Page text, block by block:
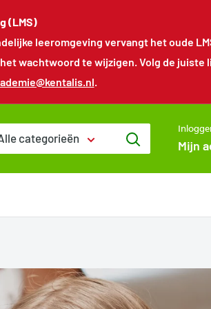
(LMS)
leeromgeving vervangt het oude
wachtwoord te wijzigen. Volg de
.
categorieën
Mijn